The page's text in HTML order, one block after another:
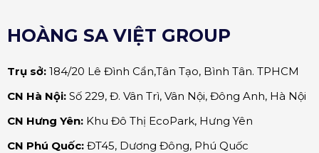
HOÀNG SA VIỆT GROUP
Trụ sở: 184/20 Lê Đình Cẩn,Tân Tạo, Bình Tân. TPHCM
CN Hà Nội: Số 229, Đ. Vân Trì, Vân Nội, Đông Anh, Hà Nội
CN Hưng Yên: Khu Đô Thị EcoPark, Hưng Yên
CN Phú Quốc: ĐT45, Dương Đông, Phú Quốc